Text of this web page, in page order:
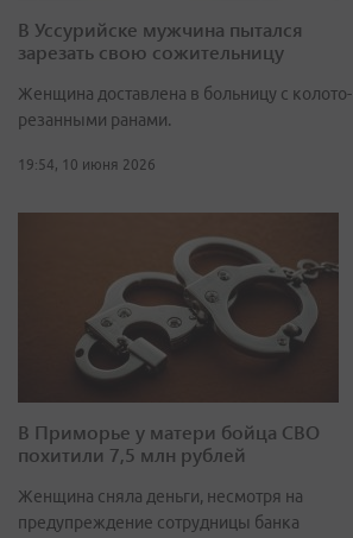
В Уссурийске мужчина пытался
зарезать свою сожительницу
Женщина доставлена в больницу с колото-
резанными ранами.
19:54, 10 июня 2026
В Приморье у матери бойца СВО
похитили 7,5 млн рублей
Женщина сняла деньги, несмотря на
предупреждение сотрудницы банка